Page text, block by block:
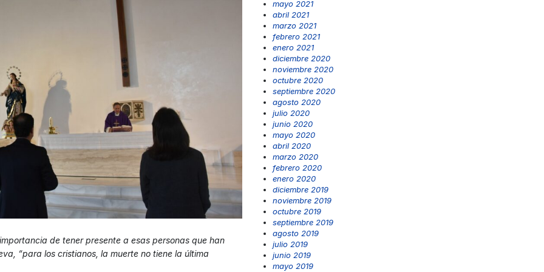
de tener presente a esas personas que han
“para los cristianos, la muerte no tiene la última
mayo 2021
abril 2021
marzo 2021
febrero 2021
enero 2021
diciembre 2020
noviembre 2020
octubre 2020
septiembre 2020
agosto 2020
julio 2020
junio 2020
mayo 2020
abril 2020
marzo 2020
febrero 2020
enero 2020
diciembre 2019
noviembre 2019
octubre 2019
septiembre 2019
agosto 2019
julio 2019
junio 2019
mayo 2019